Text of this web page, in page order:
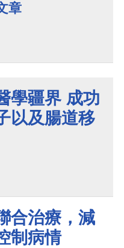
章
學疆界 成功
以及腸道移
合治療，減
制病情